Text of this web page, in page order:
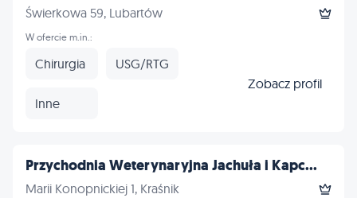
Świerkowa 59, Lubartów
W ofercie m.in.:
Chirurgia USG/RTG
Inne
Zobacz profil
Przychodnia Weterynaryjna Jachuła i Kapc...
Marii Konopnickiej 1, Kraśnik